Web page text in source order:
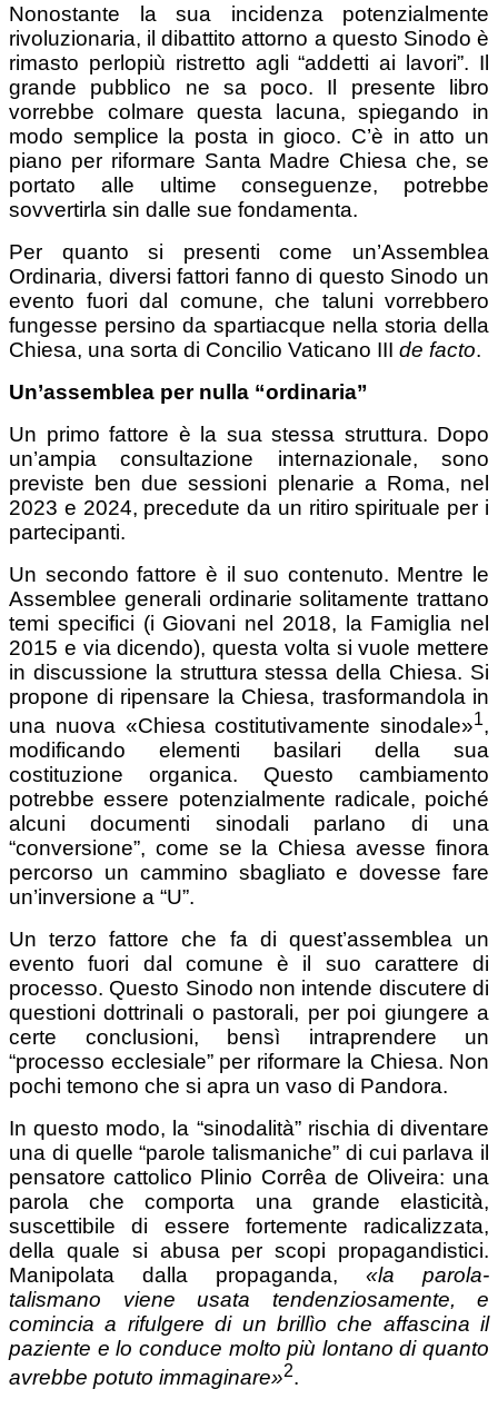
Nonostante la sua incidenza potenzialmente
rivoluzionaria, il dibattito attorno a questo Sinodo è
rimasto perlopiù ristretto agli “addetti ai lavori”. Il
grande pubblico ne sa poco. Il presente libro
vorrebbe colmare questa lacuna, spiegando in
modo semplice la posta in gioco. C’è in atto un
piano per riformare Santa Madre Chiesa che, se
portato alle ultime conseguenze, potrebbe
sovvertirla sin dalle sue fondamenta.
Per quanto si presenti come un’Assemblea
Ordinaria, diversi fattori fanno di questo Sinodo un
evento fuori dal comune, che taluni vorrebbero
fungesse persino da spartiacque nella storia della
Chiesa, una sorta di Concilio Vaticano III de facto.
Un’assemblea per nulla “ordinaria”
Un primo fattore è la sua stessa struttura. Dopo
un’ampia consultazione internazionale, sono
previste ben due sessioni plenarie a Roma, nel
2023 e 2024, precedute da un ritiro spirituale per i
partecipanti.
Un secondo fattore è il suo contenuto. Mentre le
Assemblee generali ordinarie solitamente trattano
temi specifici (i Giovani nel 2018, la Famiglia nel
2015 e via dicendo), questa volta si vuole mettere
in discussione la struttura stessa della Chiesa. Si
propone di ripensare la Chiesa, trasformandola in
una nuova «Chiesa costitutivamente sinodale»1,
modificando elementi basilari della sua
costituzione organica. Questo cambiamento
potrebbe essere potenzialmente radicale, poiché
alcuni documenti sinodali parlano di una
“conversione”, come se la Chiesa avesse finora
percorso un cammino sbagliato e dovesse fare
un’inversione a “U”.
Un terzo fattore che fa di quest’assemblea un
evento fuori dal comune è il suo carattere di
processo. Questo Sinodo non intende discutere di
questioni dottrinali o pastorali, per poi giungere a
certe conclusioni, bensì intraprendere un
“processo ecclesiale” per riformare la Chiesa. Non
pochi temono che si apra un vaso di Pandora.
In questo modo, la “sinodalità” rischia di diventare
una di quelle “parole talismaniche” di cui parlava il
pensatore cattolico Plinio Corrêa de Oliveira: una
parola che comporta una grande elasticità,
suscettibile di essere fortemente radicalizzata,
della quale si abusa per scopi propagandistici.
Manipolata dalla propaganda, «la parola-
talismano viene usata tendenziosamente, e
comincia a rifulgere di un brillìo che affascina il
paziente e lo conduce molto più lontano di quanto
avrebbe potuto immaginare»2.